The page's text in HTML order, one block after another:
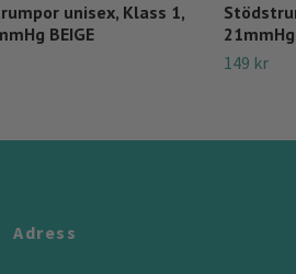
unisex, Klass 1,
BEIGE
149 kr
Adress